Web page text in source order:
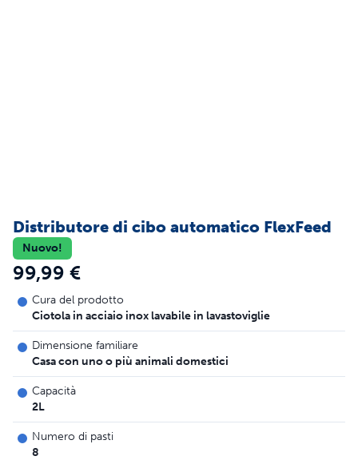
Distributore di cibo automatico FlexFeed
Nuovo!
99,99 €
Cura del prodotto
Ciotola in acciaio inox lavabile in lavastoviglie
Dimensione familiare
Casa con uno o più animali domestici
Capacità
2L
Numero di pasti
8